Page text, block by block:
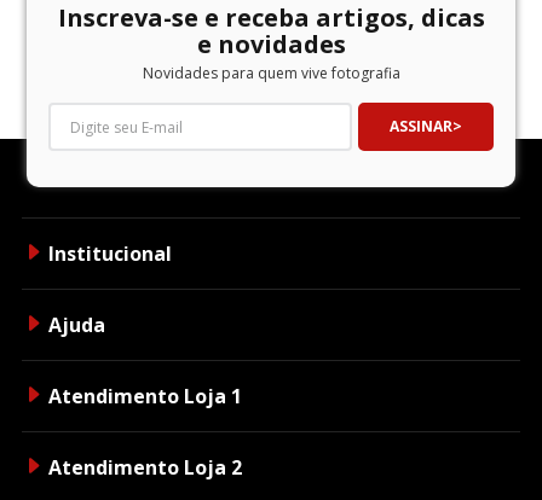
Inscreva-se e receba artigos, dicas
e novidades
Novidades para quem vive fotografia
ASSINAR
Institucional
Ajuda
Atendimento Loja 1
Atendimento Loja 2